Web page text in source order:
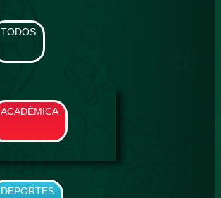
TODOS
ACADÉMICA
DEPORTES